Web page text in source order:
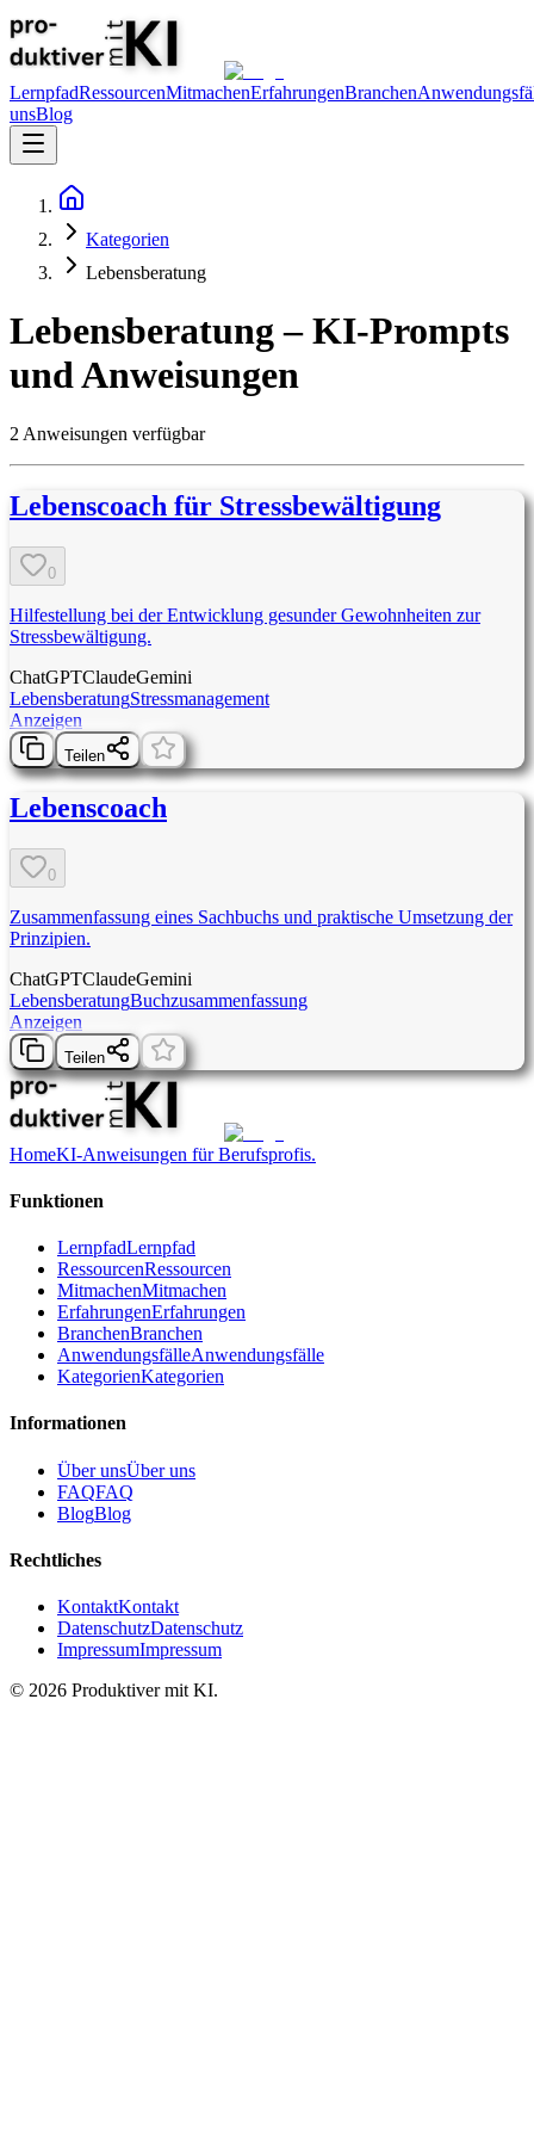
LernpfadRessourcenMitmachenErfahrungenBranchen
unsBlog
Kategorien
Lebensberatung
Lebensberatung– KI-Prompts
und Anweisungen
2 Anweisungen verfügbar
Lebenscoach für Stressbewältigung
0
Hilfestellung bei der Entwicklung gesunder Gewohnheiten zur
Stressbewältigung.
ChatGPTClaudeGemini
LebensberatungStressmanagement
Anzeigen
Teilen
Lebenscoach
0
Zusammenfassung eines Sachbuchs und praktische Umsetzung der
Prinzipien.
ChatGPTClaudeGemini
LebensberatungBuchzusammenfassung
Anzeigen
Teilen
HomeKI-Anweisungen für Berufsprofis.
Funktionen
LernpfadLernpfad
RessourcenRessourcen
MitmachenMitmachen
ErfahrungenErfahrungen
BranchenBranchen
AnwendungsfälleAnwendungsfälle
KategorienKategorien
Informationen
Über unsÜber uns
FAQFAQ
BlogBlog
Rechtliches
KontaktKontakt
DatenschutzDatenschutz
ImpressumImpressum
© 2026 Produktiver mit KI.